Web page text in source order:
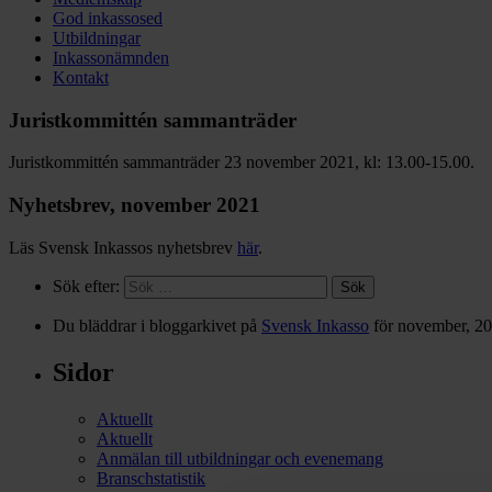
God inkassosed
Utbildningar
Inkassonämnden
Kontakt
Juristkommittén sammanträder
Juristkommittén sammanträder 23 november 2021, kl: 13.00-15.00.
Nyhetsbrev, november 2021
Läs Svensk Inkassos nyhetsbrev här.
Sök efter:
Du bläddrar i bloggarkivet på Svensk Inkasso för november,
Sidor
Aktuellt
Aktuellt
Anmälan till utbildningar och evenemang
Branschstatistik